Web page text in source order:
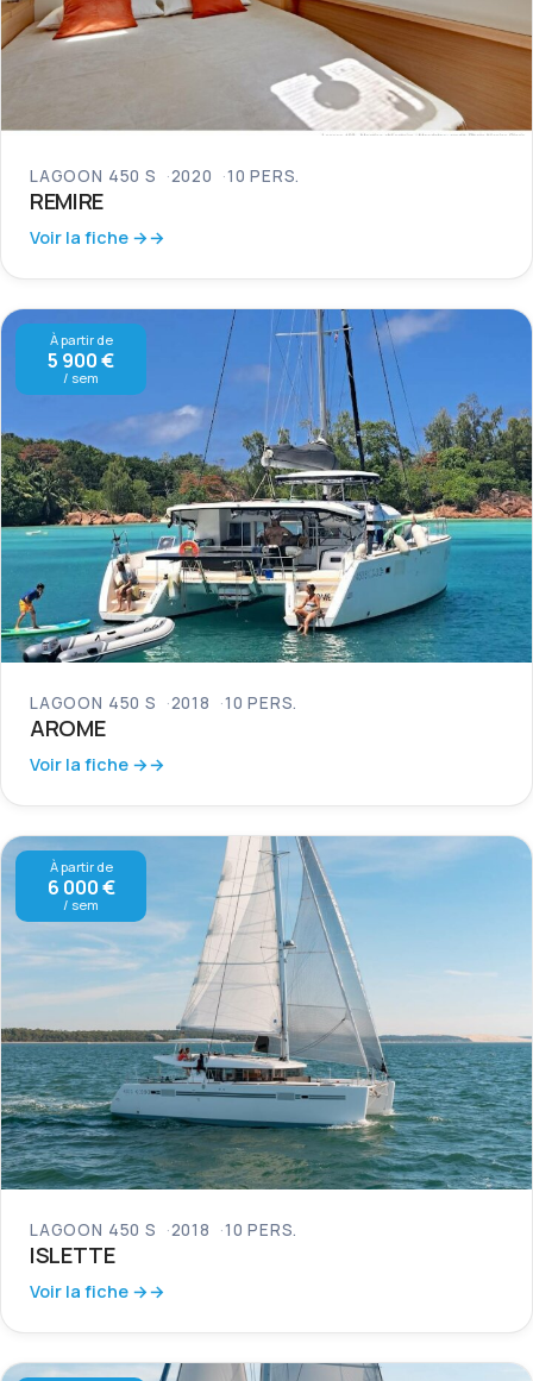
LAGOON 450 S 2020 10 PERS.
REMIRE
Voir la fiche →
À partir de
5 900 €
/ sem
LAGOON 450 S 2018 10 PERS.
AROME
Voir la fiche →
À partir de
6 000 €
/ sem
LAGOON 450 S 2018 10 PERS.
ISLETTE
Voir la fiche →